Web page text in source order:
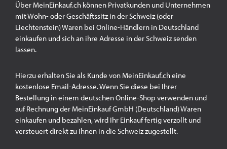
Über MeinEinkauf.ch können Privatkunden und Unternehmen
mit Wohn- oder Geschäftssitz in der Schweiz (oder
Liechtenstein) Waren bei Online-Händlern in Deutschland
einkaufen und sich an ihre Adresse in der Schweiz senden
lassen.
Hierzu erhalten Sie als Kunde von MeinEinkauf.ch eine
kostenlose Email-Adresse. Wenn Sie diese bei Ihrer
Bestellung in einem deutschen Online-Shop verwenden und
auf Rechnung der MeinEinkauf GmbH (Deutschland) Waren
einkaufen und bezahlen, wird Ihr Einkauf fertig verzollt und
versteuert direkt zu Ihnen in die Schweiz zugestellt.